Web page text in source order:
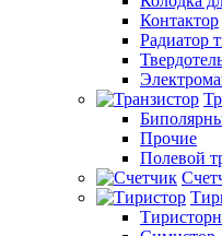
Контактор
Радиатор
Прочие
Полевой